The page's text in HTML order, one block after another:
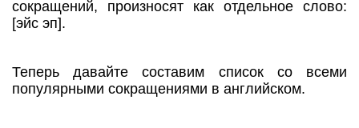
сокращений, произносят как отдельное слово:
[эйс эп].
Теперь давайте составим список со всеми
популярными сокращениями в английском.